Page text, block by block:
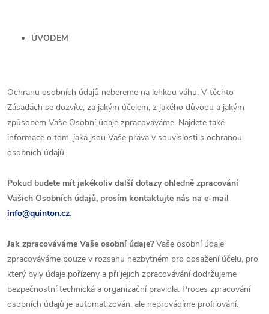
ÚVODEM
Ochranu osobních údajů nebereme na lehkou váhu. V těchto
Zásadách se dozvíte, za jakým účelem, z jakého důvodu a jakým
způsobem Vaše Osobní údaje zpracováváme. Najdete také
informace o tom, jaká jsou Vaše práva v souvislosti s ochranou
osobních údajů.
Pokud budete mít jakékoliv další dotazy ohledně zpracování
Vašich Osobních údajů, prosím kontaktujte nás na e-mail
info@quinton.cz.
Jak zpracováváme Vaše osobní údaje?Vaše osobní údaje
zpracováváme pouze v rozsahu nezbytném pro dosažení účelu, pro
který byly údaje pořízeny a při jejich zpracovávání dodržujeme
bezpečnostní technická a organizační pravidla. Proces zpracování
osobních údajů je automatizován, ale neprovádíme profilování.